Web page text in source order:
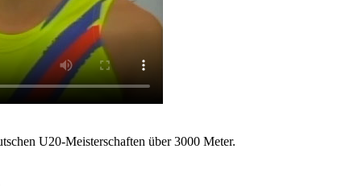
U20-Meisterschaften über 3000 Meter.